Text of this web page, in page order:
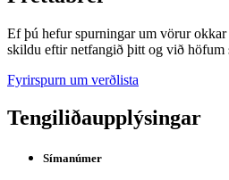
Ef þú hefur spurningar um vörur okkar
skildu eftir netfangið þitt og við höfum
Fyrirspurn um verðlista
Tengiliðaupplýsingar
Símanúmer